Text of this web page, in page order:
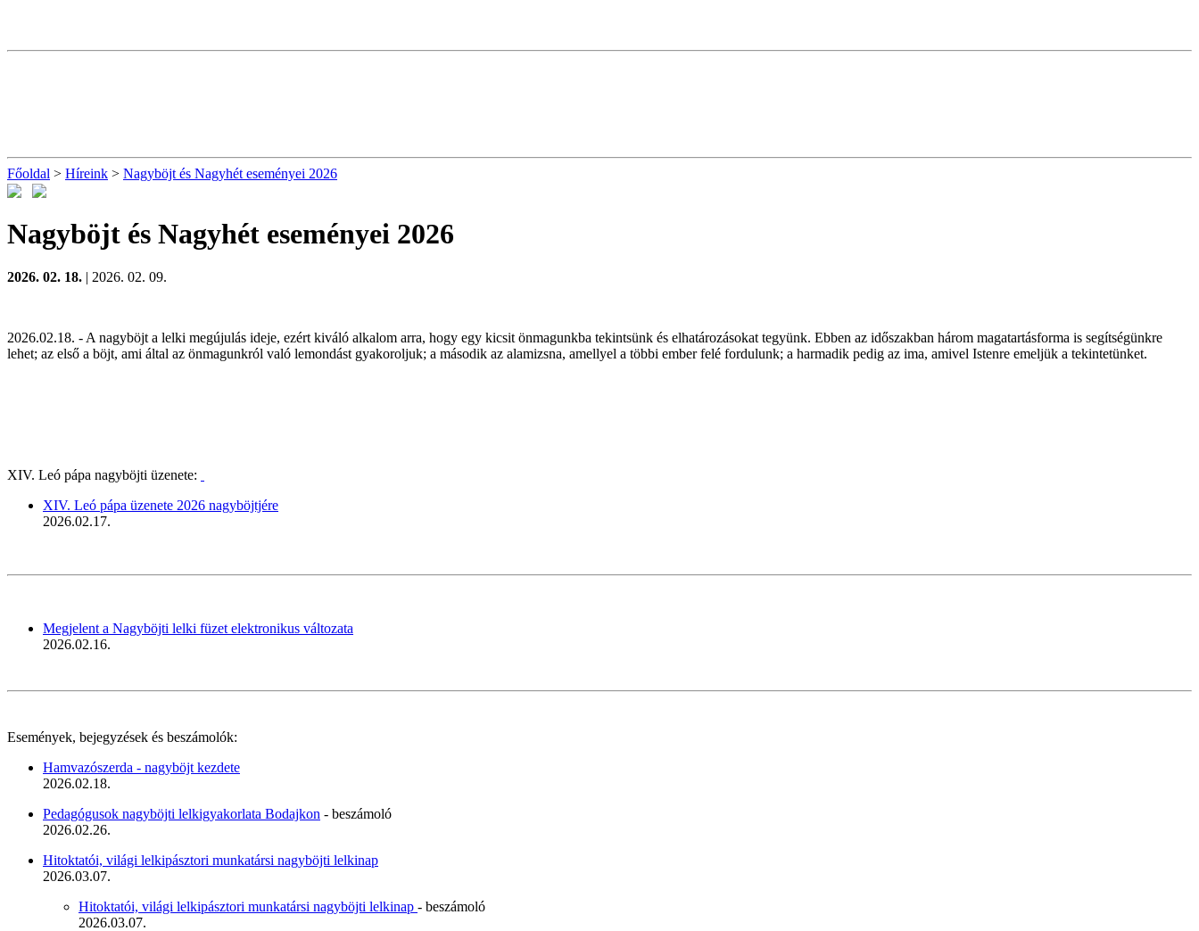
Főoldal > Híreink > Nagyböjt és Nagyhét eseményei 2026
Nagyböjt és Nagyhét eseményei 2026
2026. 02. 18. | 2026. 02. 09.
2026.02.18. - A nagyböjt a lelki megújulás ideje, ezért kiváló alkalom arra, hogy egy kicsit önmagunkba tekintsünk és elhatározásokat tegyünk. Ebben az időszakban három magatartásforma is segítségünkre
lehet; az első a böjt, ami által az önmagunkról való lemondást gyakoroljuk; a második az alamizsna, amellyel a többi ember felé fordulunk; a harmadik pedig az ima, amivel Istenre emeljük a tekintetünket.
XIV. Leó pápa nagyböjti üzenete:
XIV. Leó pápa üzenete 2026 nagyböjtjére
2026.02.17.
Megjelent a Nagyböjti lelki füzet elektronikus változata
2026.02.16.
Események, bejegyzések és beszámolók:
Hamvazószerda - nagyböjt kezdete
2026.02.18.
Pedagógusok nagyböjti lelkigyakorlata Bodajkon - beszámoló
2026.02.26.
Hitoktatói, világi lelkipásztori munkatársi nagyböjti lelkinap
2026.03.07.
Hitoktatói, világi lelkipásztori munkatársi nagyböjti lelkinap - beszámoló
2026.03.07.